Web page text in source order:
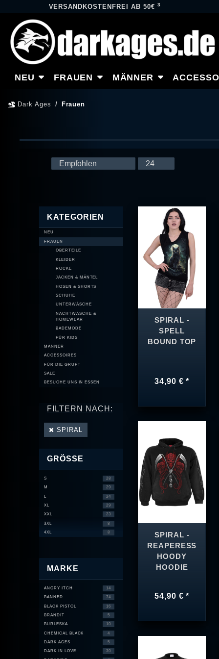
VERSANDKOSTENFREI AB 50€ 3
NEU FRAUEN MÄNNER
Dark Ages Frauen
KATEGORIEN
NEU
FRAUEN
OBERTEILE
KLEIDER
RÖCKE
JACKEN & MÄNTEL
HOSEN & SHORTS
SCHUHE
UNTERWÄSCHE
NACHTWÄSCHE &
HOMEWEAR
BADEMODE
FÜR KIDS
MÄNNER
ACCESSOIRES
FÜR DIE GRUFT
SALE
BESUCHE UNS IN ESSEN
FILTERN NACH:
SPIRAL
GRÖSSE
S 28
M 29
24
XL 29
XXL 23
3XL 8
4XL 8
MARKE
ANGRY ITCH 14
BANNED 74
BLACK PISTOL 16
BRANDIT 5
BURLESKA 10
CHEMICAL BLACK 4
DARK AGES 5
DARK IN LOVE 30
SPIRAL -
SPELL
BOUND TOP
34,90 € *
SPIRAL -
REAPERESS
HOODY
HOODIE
54,90 € *